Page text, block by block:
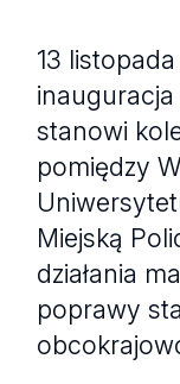
13
stanowi
pomiędzy
Miejską
działania
poprawy